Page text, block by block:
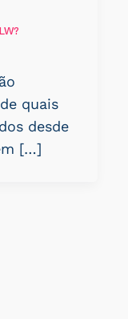
quais
desde
[…]